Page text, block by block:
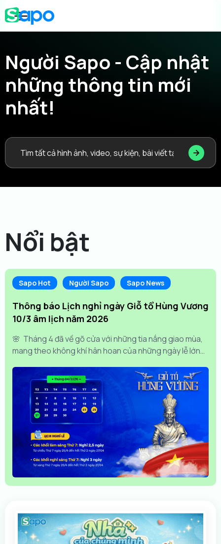
Người Sapo - Cập nhật
những thông tin mới
nhất!
Nổi bật
Sapo Hot Người Sapo Sapo News
Thông báo Lịch nghỉ ngày Giỗ tổ Hùng Vương
10/3 âm lịch năm 2026
🌸 Tháng 4 đã về gõ cửa với những tia nắng giao mùa,
mang theo không khí hân hoan của những ngày lễ lớn
thành viên trong đại gia...